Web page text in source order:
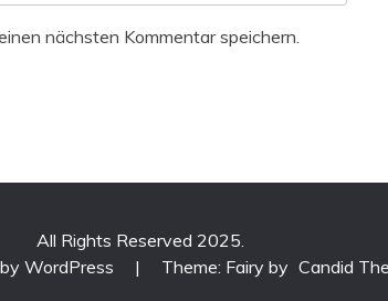
nächsten Kommentar speichern.
All Rights Reserved 2025.
WordPress
| Theme: Fairy by Candid